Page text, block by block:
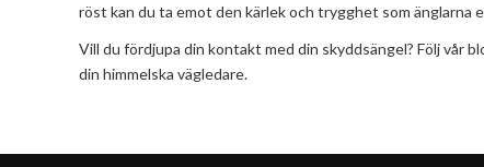
röst kan du ta emot den kärlek och trygghet som änglarna
Vill du fördjupa din kontakt med din skyddsängel? Följ vår
din himmelska vägledare.